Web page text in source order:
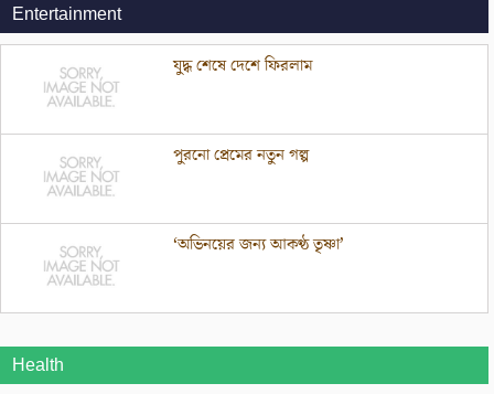
Entertainment
যুদ্ধ শেষে দেশে ফিরলাম
পুরনো প্রেমের নতুন গল্প
‘অভিনয়ের জন্য আকণ্ঠ তৃষ্ণা’
Health